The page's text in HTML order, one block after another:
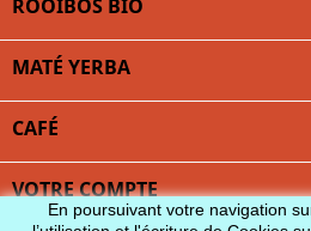
ROOIBOS BIO
MATÉ YERBA
CAFÉ
VOTRE COMPTE
En poursuivant votre navigation